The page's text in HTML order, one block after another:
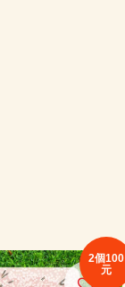
2個100
元